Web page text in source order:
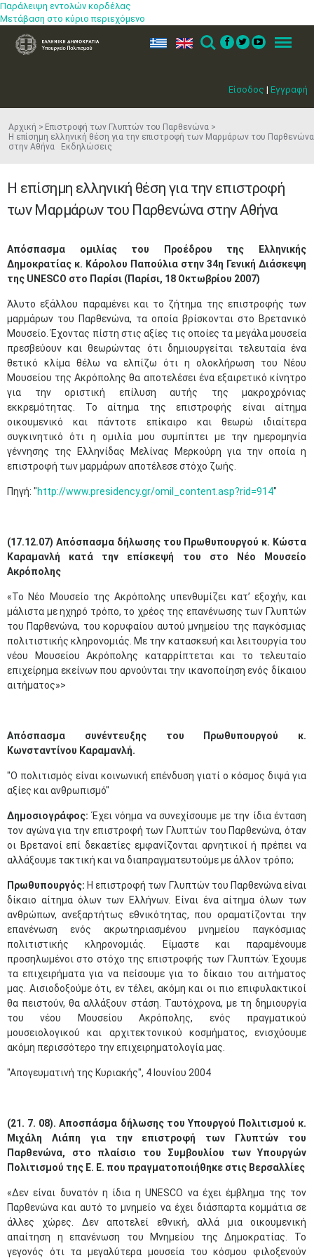
Παράλειψη εντολών κορδέλας
Μετάβαση στο κύριο περιεχόμενο
Είσοδος | Εγγραφή
ελ en Search Menu
Αρχική
Επιστροφή των Γλυπτών του Παρθενώνα
Η επίσημη ελληνική θέση για την επιστροφή των Μαρμάρων του Παρθενώνα
στην Αθήνα Εκδηλώσεις
Η επίσημη ελληνική θέση για την επιστροφή
των Μαρμάρων του Παρθενώνα στην Αθήνα
​​​Απόσπασμα ομιλίας του Προέδρου της Ελληνικής
Δημοκρατίας κ. Κάρολου Παπούλια στην 34η Γενική Διάσκεψη
της UNESCO στο Παρίσι (Παρίσι, 18 Οκτωβρίου 2007)
Άλυτο εξάλλου παραμένει και το ζήτημα της επιστροφής των
μαρμάρων του Παρθενώνα, τα οποία βρίσκονται στο Βρετανικό
Μουσείο. Έχοντας πίστη στις αξίες τις οποίες τα μεγάλα μουσεία
πρεσβεύουν και θεωρώντας ότι δημιουργείται τελευταία ένα
θετικό κλίμα θέλω να ελπίζω ότι η ολοκλήρωση του Νέου
Μουσείου της Ακρόπολης θα αποτελέσει ένα εξαιρετικό κίνητρο
για την οριστική επίλυση αυτής της μακροχρόνιας
εκκρεμότητας. Το αίτημα της επιστροφής είναι αίτημα
οικουμενικό και πάντοτε επίκαιρο και θεωρώ ιδιαίτερα
συγκινητικό ότι η ομιλία μου συμπίπτει με την ημερομηνία
γέννησης της Ελληνίδας Μελίνας Μερκούρη για την οποία η
επιστροφή των μαρμάρων αποτέλεσε στόχο ζωής.
Πηγή: "http://www.presidency.gr/omil_content.asp?rid=914​"
(17.12.07) Απόσπασμα δήλωσης του Πρωθυπουργού κ. Κώστα
Καραμανλή κατά την επίσκεψή του στο Νέο Μουσείο
Ακρόπολης
«Το Νέο Μουσείο της Ακρόπολης υπενθυμίζει κατ’ εξοχήν, και
μάλιστα με ηχηρό τρόπο, το χρέος της επανένωσης των Γλυπτών
του Παρθενώνα, του κορυφαίου αυτού μνημείου της παγκόσμιας
πολιτιστικής κληρονομιάς. Με την κατασκευή και λειτουργία του
νέου Μουσείου Ακρόπολης καταρρίπτεται και το τελευταίο
επιχείρημα εκείνων που αρνούνται την ικανοποίηση ενός δίκαιου
αιτήματος»>
Απόσπασμα συνέντευξης του Πρωθυπουργού κ.
Κωνσταντίνου Καραμανλή.
"Ο πολιτισμός είναι κοινωνική επένδυση γιατί ο κόσμος διψά για
αξίες και ανθρωπισμό"
Δημοσιογράφος: Έχει νόημα να συνεχίσουμε με την ίδια ένταση
τον αγώνα για την επιστροφή των Γλυπτών του Παρθενώνα, όταν
οι Βρετανοί επί δεκαετίες εμφανίζονται αρνητικοί ή πρέπει να
αλλάξουμε τακτική και να διαπραγματευτούμε με άλλον τρόπο;
Πρωθυπουργός: Η επιστροφή των Γλυπτών του Παρθενώνα είναι
δίκαιο αίτημα όλων των Ελλήνων. Είναι ένα αίτημα όλων των
ανθρώπων, ανεξαρτήτως εθνικότητας, που οραματίζονται την
επανένωση ενός ακρωτηριασμένου μνημείου παγκόσμιας
πολιτιστικής κληρονομιάς. Είμαστε και παραμένουμε
προσηλωμένοι στο στόχο της επιστροφής των Γλυπτών. Έχουμε
τα επιχειρήματα για να πείσουμε για το δίκαιο του αιτήματος
μας. Αισιοδοξούμε ότι, εν τέλει, ακόμη και οι πιο επιφυλακτικοί
θα πειστούν, θα αλλάξουν στάση. Ταυτόχρονα, με τη δημιουργία
του νέου Μουσείου Ακρόπολης, ενός πραγματικού
μουσειολογικού και αρχιτεκτονικού κοσμήματος, ενισχύουμε
ακόμη περισσότερο την επιχειρηματολογία μας.
"Απογευματινή της Κυριακής", 4 Ιουνίου 2004
(21. 7. 08). Αποσπάσμα δήλωσης του Υπουργού Πολιτισμού κ.
Μιχάλη Λιάπη για την επιστροφή των Γλυπτών του
Παρθενώνα, στο πλαίσιο του Συμβουλίου των Υπουργών
Πολιτισμού της Ε. Ε. που πραγματοποιήθηκε στις Βερσαλλίες
«Δεν είναι δυνατόν η ίδια η UNESCO να έχει έμβλημα της τον
Παρθενώνα και αυτό το μνημείο να έχει διάσπαρτα κομμάτια σε
άλλες χώρες. Δεν αποτελεί εθνική, αλλά μια οικουμενική
απαίτηση η επανένωση του Μνημείου της Δημοκρατίας. Το
γεγονός ότι τα μεγαλύτερα μουσεία του κόσμου φιλοξενούν
Μαϊ
•
2
•
3
•
4
•
5
•
6
•
7
•
8
•
9
•
10
•
11
•
12
•
13
•
14
•
15
•
16
•